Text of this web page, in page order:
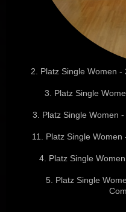
2. Platz Single Women
3. Platz Single
3. Platz Single Women
11. Platz Single
4. Platz Single
5. Platz Single